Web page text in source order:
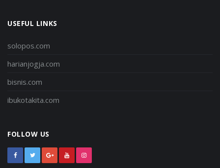
USEFUL LINKS
solopos.com
harianjogja.com
bisnis.com
ibukotakita.com
FOLLOW US